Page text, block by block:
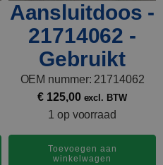
Aansluitdoos -
21714062 -
Gebruikt
OEM nummer: 21714062
€ 125,00 excl. BTW
1 op voorraad
Toevoegen aan
winkelwagen